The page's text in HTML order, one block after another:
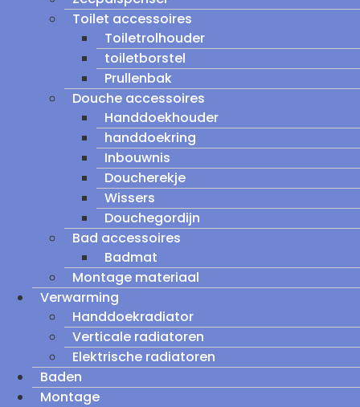
Toilet accessoires
Toiletrolhouder
toiletborstel
Prullenbak
Douche accessoires
Handdoekhouder
handdoekring
Inbouwnis
Doucherekje
Wissers
Douchegordijn
Bad accessoires
Badmat
Montage materiaal
Verwarming
Handdoekradiator
Verticale radiatoren
Elektrische radiatoren
Baden
Montage